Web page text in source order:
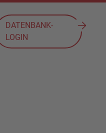
DATENBANK-
LOGIN